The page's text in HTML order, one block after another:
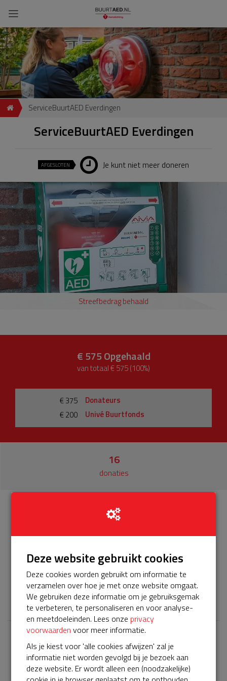
ServiceBuurtAED Everdingen
ServiceBuurtAED Everdingen
AFGESLOTEN Je kunt niet meer doneren
Streefbedrag behaald
€ 575Opgehaald
van totaal € 575 (100%)
€ 375
Donateurs
€ 200
Univé Buurtfonds
16
donaties
Het servicepakket van onze BuurtAED verloopt bijna en
moet worden verlengd, zodat onze AED gebruiksklaar
blijft. Help je mee? Doneer voor ons servicepakket!
𝕏
Laatste donaties
Bekijk alle
Deze website gebruikt cookies
Deze cookies worden gebruikt om informatie te
verzamelen over hoe je met onze website omgaat.
We gebruiken deze informatie om je gebruiksgemak
te verbeteren, te personaliseren en voor analyse-
en meetdoeleinden. Lees onze privacy
voorwaarden voor meer informatie.
Als je kiest voor 'alle cookies afwijzen' zal je
informatie niet worden gevolgd bij je bezoek aan
deze website. Er wordt alleen een (noodzakelijke)